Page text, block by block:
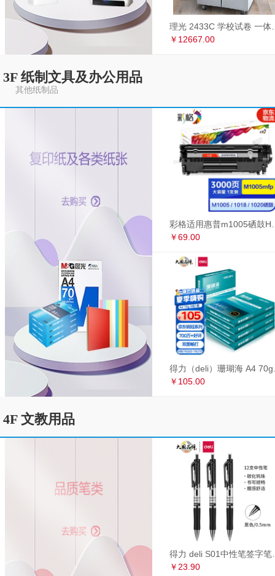
￥12667.00
3F 纸制文具及办公用品
其他纸制品
￥69.00
￥105.00
4F 文教用品
￥23.90